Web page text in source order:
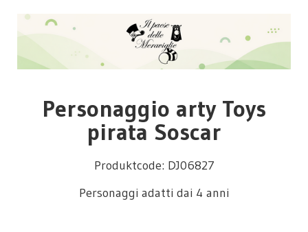
Personaggio arty Toys
pirata Soscar
Produktcode: DJ06827
Personaggi adatti dai 4 anni